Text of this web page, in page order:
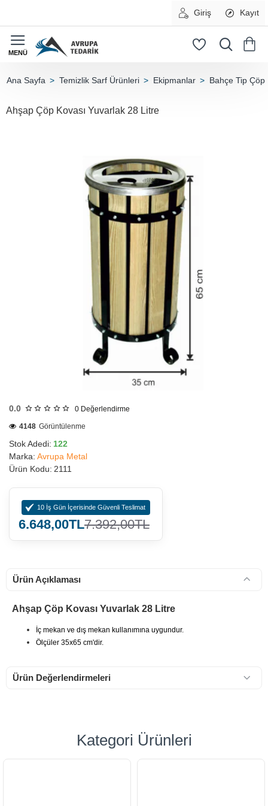
Giriş Kayıt
Temizlik Sarf Ürünleri Ekipmanlar Bahçe Tip Çöp
Ahşap Çöp Kovası Yuvarlak 28 Litre
0.0 0 Değerlendirme
Stok Adedi: 122
Marka: Avrupa Metal
Ürün Kodu: 2111
4148 Görüntülenme
10 İş Gün İçerisinde Güvenli Teslimat
6.648,00TL7.392,00TL
Ürün Açıklaması
Ahşap Çöp Kovası Yuvarlak 28 Litre
İç mekan ve dış mekan kullanımına uygundur.
Ölçüler 35x65 cm'dir.
Ürün Değerlendirmeleri
Kategori Ürünleri